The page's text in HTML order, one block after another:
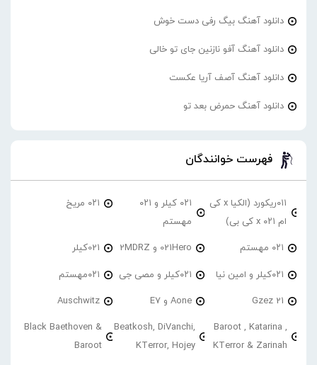
دانلود آهنگ بیگ رفی دست خوش
دانلود آهنگ آفو نازنین جای تو خالی
دانلود آهنگ آصف آریا عکست
دانلود آهنگ حمرض بعد تو
فهرست خوانندگان
۰۱۱ریکورد (الکیا x کی
ام ۰۲۱ x کی بی)
۰۲۱ کیلر و ۰۲۱
مهستم
۰۲۱ مریخ
۰۲۱ مهستم 021Hero و 2MDRZ 021کیلر
۰۲۱کیلر و امین نیا ۰۲۱کیلر و مصی جی ۰۲۱مهستم
21 Gzez Aone و E7 Auschwitz
Baroot , Katarina ,
KTerror & Zarinah
Beatkosh, DiVanchi,
KTerror, Hojey
Black Baethoven &
Baroot